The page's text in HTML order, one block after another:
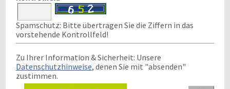
Spamschutz: Bitte übertragen Sie die Ziffern in das
vorstehende Kontrollfeld!
Zu Ihrer Information & Sicherheit: Unsere
Datenschutzhinweise, denen Sie mit "absenden"
zustimmen.